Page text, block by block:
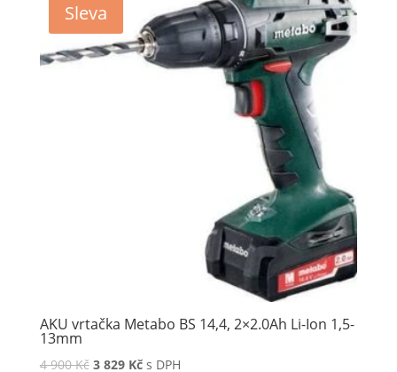
Sleva
AKU vrtačka Metabo BS 14,4, 2×2.0Ah Li-Ion 1,5-
13mm
4 900Kč 3 829 Kč s DPH